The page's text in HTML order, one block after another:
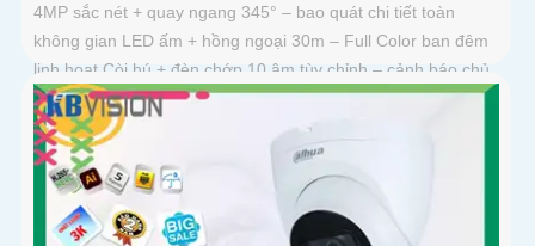
4MP sắc nét + quay ngang 345° – bao quát chi tiết toàn
không gian LED ấm + hồng ngoại 30m – Full Color ban đêm
linh hoạt Còi hú + đèn chớp 10 âm tùy chỉnh – cảnh báo chủ
động tức thì